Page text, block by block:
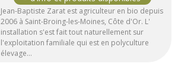
Jean-Baptiste Zarat est agriculteur en bio depuis
2006 à Saint-Broing-les-Moines, Côte d'Or. L'
installation s'est fait tout naturellement sur
l'exploitation familiale qui est en polyculture
élevage…